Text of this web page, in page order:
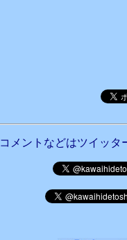
コメントなどはツイッタ